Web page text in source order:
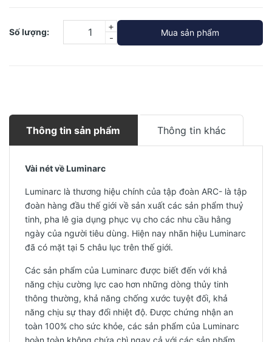
Số lượng:
-
+
Mua sản phẩm
Thông tin sản phẩm Thông tin khác
Vài nét về Luminarc
Luminarc là thương hiệu chính của tập đoàn ARC- là tập
đoàn hàng đầu thế giới về sản xuất các sản phẩm thuỷ
tinh, pha lê gia dụng phục vụ cho các nhu cầu hằng
ngày của người tiêu dùng. Hiện nay nhãn hiệu Luminarc
đã có mặt tại 5 châu lục trên thế giới.
Các sản phẩm của Luminarc được biết đến với khả
năng chịu cường lực cao hơn những dòng thủy tinh
thông thường, khả năng chống xước tuyệt đối, khả
năng chịu sự thay đổi nhiệt độ. Được chứng nhận an
toàn 100% cho sức khỏe, các sản phẩm của Luminarc
hoàn toàn không chứa chì ngay cả với các sản phẩm